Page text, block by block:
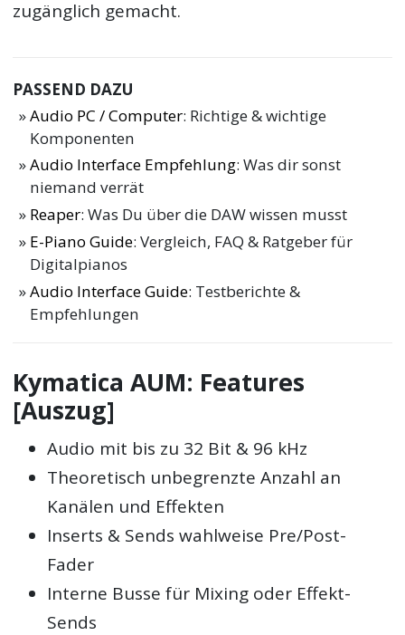
zugänglich gemacht.
PASSEND DAZU
Audio PC / Computer: Richtige & wichtige
Komponenten
Audio Interface Empfehlung: Was dir sonst
niemand verrät
Reaper: Was Du über die DAW wissen musst
E-Piano Guide: Vergleich, FAQ & Ratgeber für
Digitalpianos
Audio Interface Guide: Testberichte &
Empfehlungen
Kymatica AUM: Features
[Auszug]
Audio mit bis zu 32 Bit & 96 kHz
Theoretisch unbegrenzte Anzahl an
Kanälen und Effekten
Inserts & Sends wahlweise Pre/Post-
Fader
Interne Busse für Mixing oder Effekt-
Sends